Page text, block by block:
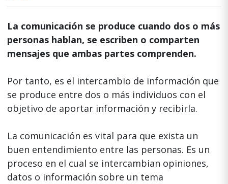
La comunicación se produce cuando dos o más
personas hablan, se escriben o comparten
mensajes que ambas partes comprenden.
Por tanto, es el intercambio de información que
se produce entre dos o más individuos con el
objetivo de aportar información y recibirla.
La comunicación es vital para que exista un
buen entendimiento entre las personas. Es un
proceso en el cual se intercambian opiniones,
datos o información sobre un tema